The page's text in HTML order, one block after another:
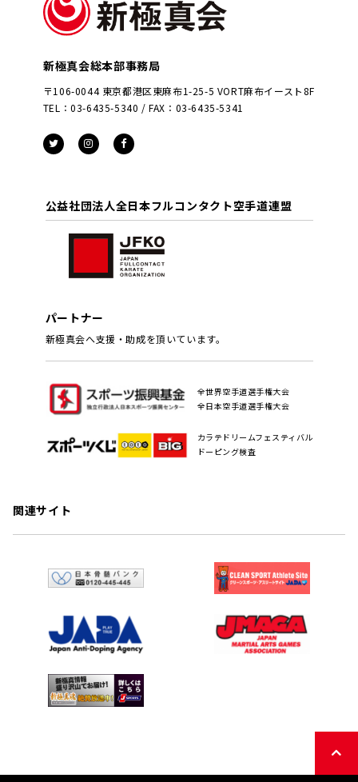
新極真会総本部事務局
〒106-0044 東京都港区東麻布1-25-5 VORT麻布イースト8F
TEL：03-6435-5340 / FAX：03-6435-5341
公益社団法人全日本フルコンタクト空手道連盟
パートナー
新極真会へ支援・助成を頂いています。
全世界空手道選手権大会
全日本空手道選手権大会
カラテドリームフェスティバル
ドーピング検査
関連サイト